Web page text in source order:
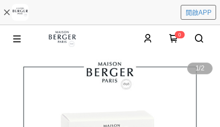
開啟APP
0
1/2